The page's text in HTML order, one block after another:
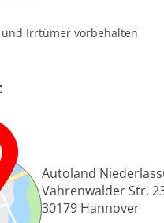
Irrtümer vorbehalten
Autoland
Vahrenwalder Str.
30179 Hannover